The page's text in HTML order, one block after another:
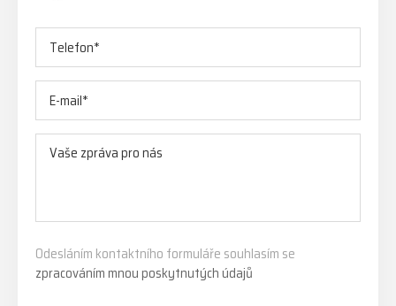
Odesláním kontaktního formuláře souhlasím se
zpracováním mnou poskytnutých údajů